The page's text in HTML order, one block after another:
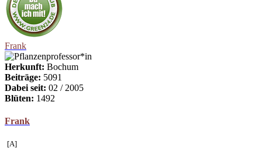
Frank
Herkunft: Bochum
Beiträge: 5091
Dabei seit: 02 / 2005
Blüten: 1492
Frank
[A]